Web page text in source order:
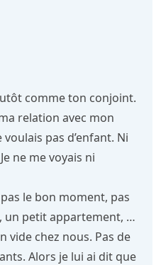
comme ton conjoint.
relation avec mon
pas d’enfant. Ni
ne me voyais ni
le bon moment, pas
un petit appartement, …
vide chez nous. Pas de
Alors je lui ai dit que